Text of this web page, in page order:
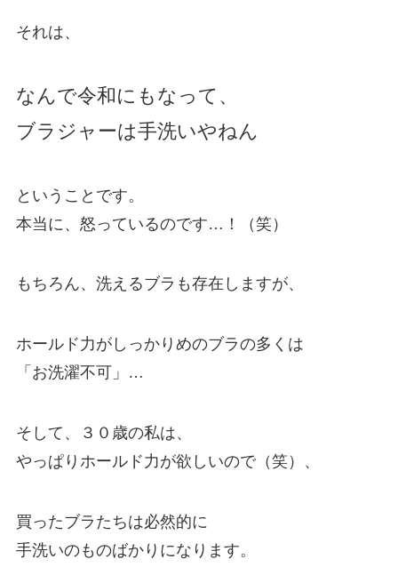
それは、
なんで令和にもなって、
ブラジャーは手洗いやねん
ということです。
本当に、怒っているのです…！（笑）
もちろん、洗えるブラも存在しますが、
ホールド力がしっかりめのブラの多くは
「お洗濯不可」…
そして、３０歳の私は、
やっぱりホールド力が欲しいので（笑）、
買ったブラたちは必然的に
手洗いのものばかりになります。